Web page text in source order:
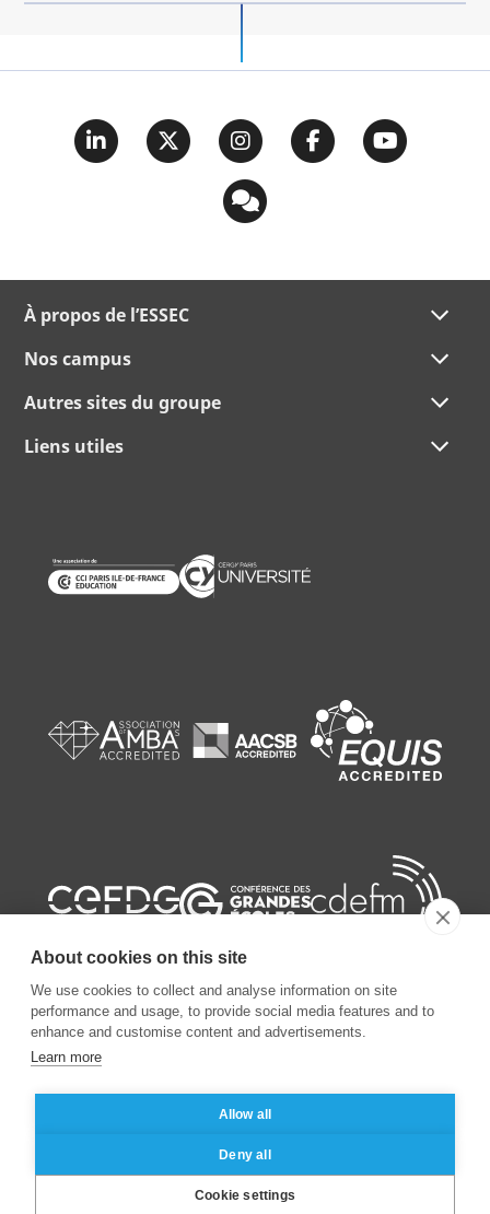
À propos de l’ESSEC
Nos campus
Autres sites du groupe
Liens utiles
©2026ESSEC Business School
Protection des données personnelles
About cookies on this site
We use cookies to collect and analyse information on site
performance and usage, to provide social media features and to
enhance and customise content and advertisements.
Learn more
Allow all
Deny all
Cookie settings